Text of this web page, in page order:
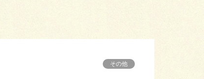
その他